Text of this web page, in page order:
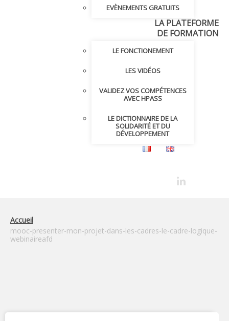
EVÈNEMENTS GRATUITS
LA PLATEFORME
DE FORMATION
LE FONCTIONEMENT
LES VIDÉOS
VALIDEZ VOS COMPÉTENCES
AVEC HPASS
LE DICTIONNAIRE DE LA
SOLIDARITÉ ET DU
DÉVELOPPEMENT
Accueil
mooc-presenter-mon-projet-dans-les-cadres-le-cadre-logique-
webinaireafd